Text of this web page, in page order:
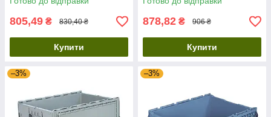
805,49 ₴ 830,40 ₴
Купити
878,82 ₴ 906 ₴
Купити
–3% –3%